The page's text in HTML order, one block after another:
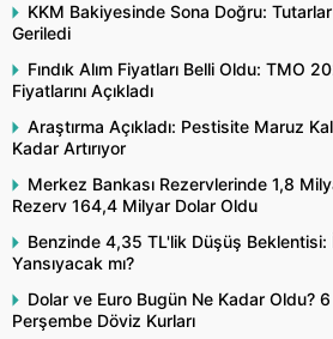
KKM Bakiyesinde Sona Doğru:
Geriledi
Fındık Alım Fiyatları Belli Oldu: TMO
Fiyatlarını Açıkladı
Araştırma Açıkladı: Pestisite Maruz
Kadar Artırıyor
Merkez Bankası Rezervlerinde 1,8
Rezerv 164,4 Milyar Dolar Oldu
Benzinde 4,35 TL'lik Düşüş Beklentisi:
Yansıyacak mı?
Dolar ve Euro Bugün Ne Kadar Oldu?
Perşembe Döviz Kurları